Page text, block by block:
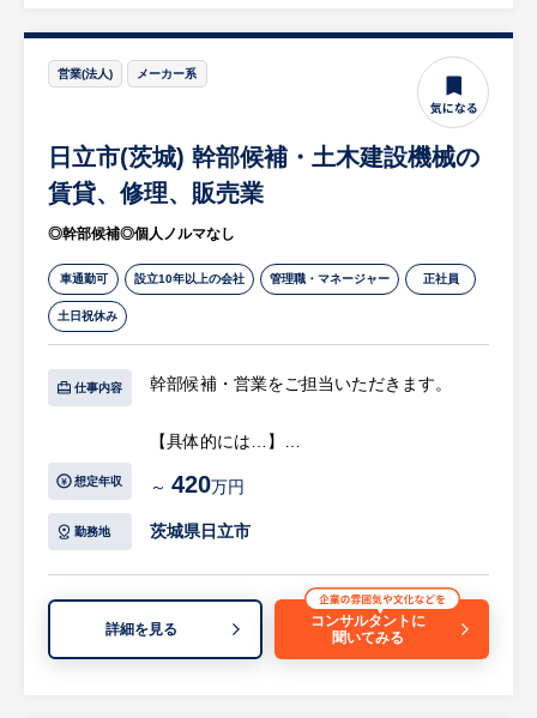
【配属部署】
・40代の専務のほか40～60代の男性社員6名
で構成されています。中途入社100％であ
り、入社3年目の業務未経験で入社した先輩
社員も施工管理担当者として活躍しておりま
す。
【特徴】
・小規模から大規模な設備工事にも携わるこ
とができ、経験豊富なベテラン社員から仕事
調や換気設備など重要な働きを持つ設備だか
る実感を持つことができます。
・年功序列は一切なく、施工管理担当者の実
理や職人、資材の手配を工夫することで、予
給与がベースアップされます。
・「教育は投資」という考えから、未経験か
ら一人前の施工管理技士を育てる環境を用意
営業(法人) メーカー系
日立市(茨城) 幹部候補・土木建設機械の
賃貸、修理、販売業
◎幹部候補◎個人ノルマなし
車通勤可 設立10年以上の会社 管理職・マネージャー 正社員
土日祝休み
仕事内容 幹部候補・営業をご担当いただきます。
【具体的には…】
取り扱いの土木建設機械の営業を担当してい
ただきます。
業戦略策定等の管理業務についても担ってい
・主に地元の土木、建設関連事業所を巡回
想定年収 ～ 420万円
勤務地 茨城県日立市
詳細を見る
コンサルタントに
聞いてみる